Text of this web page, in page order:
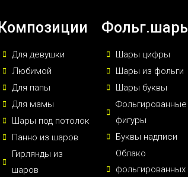
Композиции
Для девушки
Любимой
Для папы
Для мамы
Шары под потолок
Панно из шаров
Гирлянды из
шаров
Шары цифры
Шары из фольги
Шары буквы
Фольгированные
фигуры
Буквы надписи
Облако
фольгированных